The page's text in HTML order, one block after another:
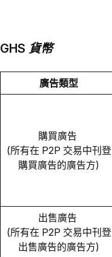
GHS 貨幣
廣告類型
購買廣告
(所有在 P2P 交易中刊登
購買廣告的廣告方)
出售廣告
(所有在 P2P 交易中刊登
出售廣告的廣告方)